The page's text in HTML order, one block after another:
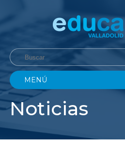
MENÚ
Noticias